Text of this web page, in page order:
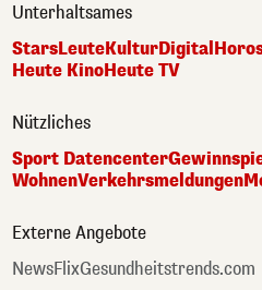
Unterhaltsames
StarsLeuteKulturDigital
Heute KinoHeute TV
Nützliches
Sport Datencenter
WohnenVerkehrsmeldungen
Externe Angebote
NewsFlixGesundheitstrends.com